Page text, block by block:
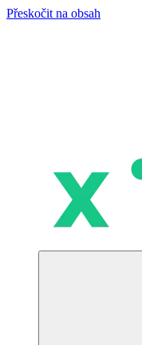
Přeskočit na obsah